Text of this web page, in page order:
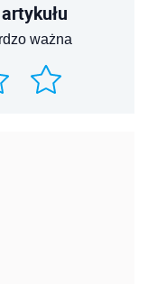
ważna